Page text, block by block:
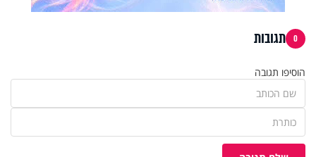
0 תגובות
הוסיפו תגובה